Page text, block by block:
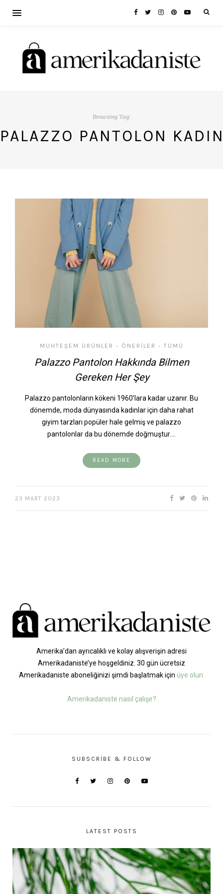
Browsing Tag:
PALAZZO PANTOLON
MUHTEŞEM ÜRÜNLER • ÖNERILER • TÜMÜ
Palazzo Pantolon Hakkında Bilmen
Gereken Her Şey
Palazzo pantolonların kökeni 1960’lara kadar uzanır. Bu
dönemde, moda dünyasında kadınlar için daha rahat
giyim tarzları popüler hale gelmiş ve palazzo
pantolonlar da bu dönemde doğmuştur.…
READ MORE
23 MART 2023
Amerika’dan ayrıcalıklı ve kolay alışverişin adresi
Amerikadaniste’ye hoşgeldiniz. 30 gün ücretsiz
Amerikadaniste aboneliğinizi şimdi başlatmak için üye olun.
Amerikadaniste nasıl çalışır?
SUBSCRIBE & FOLLOW
LATEST POSTS